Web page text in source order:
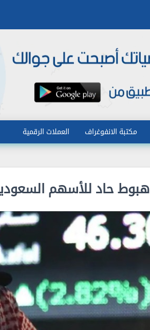
مكتبة الانفوغراف العملات الرقمية
هبوط حاد للأسهم